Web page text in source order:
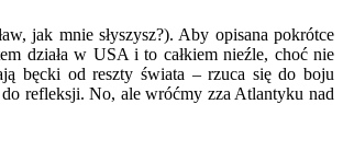
jak mnie słyszysz?). Aby opisana pokrótce
działa w USA i to całkiem nieźle, choć nie
bęcki od reszty świata – rzuca się do boju
refleksji. No, ale wróćmy zza Atlantyku nad